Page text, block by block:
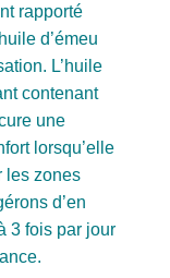
rapporté
d’émeu
L’huile
contenant
une
lorsqu’elle
les zones
d’en
3 fois par jour